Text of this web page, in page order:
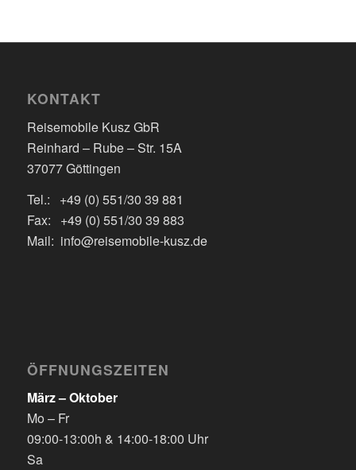
KONTAKT
Reisemobile Kusz GbR
Reinhard – Rube – Str. 15A
37077 Göttingen
Tel.: +49 (0) 551/30 39 881
Fax: +49 (0) 551/30 39 883
Mail: info@reisemobile-kusz.de
ÖFFNUNGSZEITEN
März – Oktober
Mo – Fr
09:00-13:00h & 14:00-18:00 Uhr
Sa